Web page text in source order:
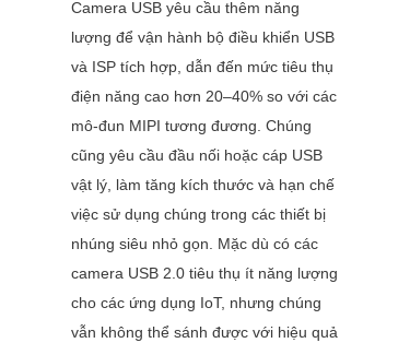
Camera USB yêu cầu thêm năng
lượng để vận hành bộ điều khiển USB
và ISP tích hợp, dẫn đến mức tiêu thụ
điện năng cao hơn 20–40% so với các
mô-đun MIPI tương đương. Chúng
cũng yêu cầu đầu nối hoặc cáp USB
vật lý, làm tăng kích thước và hạn chế
việc sử dụng chúng trong các thiết bị
nhúng siêu nhỏ gọn. Mặc dù có các
camera USB 2.0 tiêu thụ ít năng lượng
cho các ứng dụng IoT, nhưng chúng
vẫn không thể sánh được với hiệu quả